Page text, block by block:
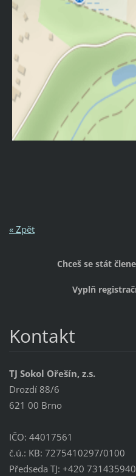
« Zpět
Chceš se stát
Vyplň
Kontakt
TJ Sokol Ořešín, z.s.
Drozdí 88/6
621 00 Brno
IČO: 44017561
č.ú.: KB: 7275410297/0100
Předseda TJ: +420 731435940